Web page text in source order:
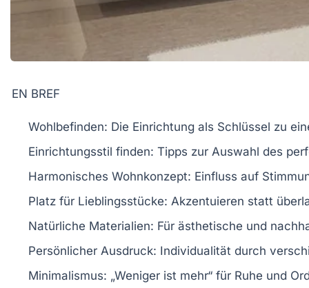
EN BREF
Wohlbefinden: Die Einrichtung als Schlüssel zu
Einrichtungsstil finden: Tipps zur Auswahl des
Harmonisches Wohnkonzept: Einfluss auf
Platz für Lieblingsstücke: Akzentuieren statt
Natürliche Materialien: Für ästhetische und
Persönlicher Ausdruck: Individualität durch
Minimalismus: „Weniger ist mehr“ für Ruhe und